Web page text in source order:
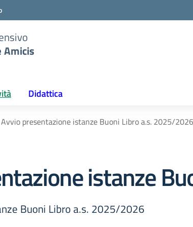
Amicis
Didattica
Avvio presentazione istanze Buoni Libro a.s. 2025/2026
istanze
Buoni Libro a.s. 2025/2026